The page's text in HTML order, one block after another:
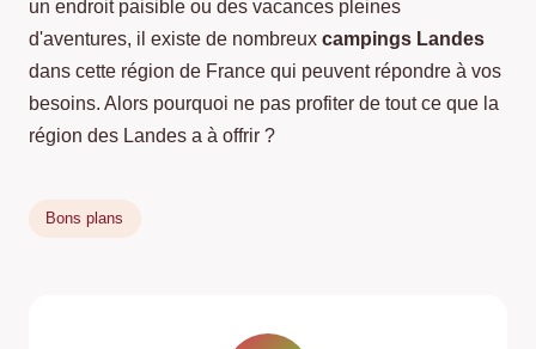
un endroit paisible ou des vacances pleines
d'aventures, il existe de nombreux campings Landes
dans cette région de France qui peuvent répondre à vos
besoins. Alors pourquoi ne pas profiter de tout ce que la
région des Landes a à offrir ?
Bons plans